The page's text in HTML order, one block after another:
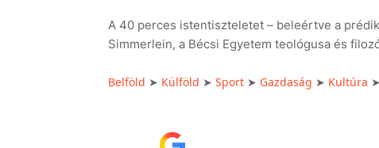
A 40 perces istentiszteletet – beleértve a
Simmerlein, a Bécsi Egyetem teológusa és
Belföld ➤ Külföld ➤ Sport➤ Gazdaság ➤ Kultúra ➤